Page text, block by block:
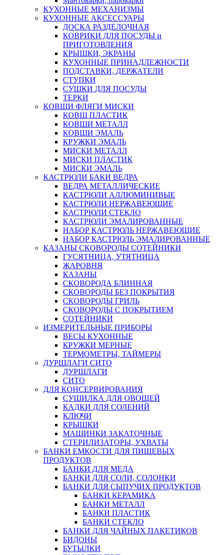
КУХОННЫЕ МЕХАНИЗМЫ
КУХОННЫЕ АКСЕССУАРЫ
ДОСКА РАЗДЕЛОЧНАЯ
КОВРИКИ ДЛЯ ПОСУДЫ и
ПРИГОТОВЛЕНИЯ
КРЫШКИ, ЭКРАНЫ
КУХОННЫЕ ПРИНАДЛЕЖНОСТИ
ПОДСТАВКИ, ДЕРЖАТЕЛИ
СТУПКИ
СУШКИ ДЛЯ ПОСУДЫ
ТЕРКИ
КОВШИ ФЛЯГИ МИСКИ
КОВШ ПЛАСТИК
КОВШИ МЕТАЛЛ
КОВШИ ЭМАЛЬ
КРУЖКИ ЭМАЛЬ
МИСКИ МЕТАЛЛ
МИСКИ ПЛАСТИК
МИСКИ ЭМАЛЬ
КАСТРЮЛИ БАКИ ВЕДРА
ВЕДРА МЕТАЛЛИЧЕСКИЕ
КАСТРЮЛИ АЛЛЮМИНИВЫЕ
КАСТРЮЛИ НЕРЖАВЕЮЩИЕ
КАСТРЮЛИ СТЕКЛО
КАСТРЮЛИ ЭМАЛИРОВАННЫЕ
НАБОР КАСТРЮЛЬ НЕРЖАВЕЮЩИЕ
НАБОР КАСТРЮЛЬ ЭМАЛИРОВАННЫЕ
КАЗАНЫ СКОВОРОДЫ СОТЕЙНИКИ
ГУСЯТНИЦА, УТЯТНИЦА
ЖАРОВНЯ
КАЗАНЫ
СКОВОРОДА БЛИННАЯ
СКОВОРОДЫ БЕЗ ПОКРЫТИЯ
СКОВОРОДЫ ГРИЛЬ
СКОВОРОДЫ С ПОКРЫТИЕМ
СОТЕЙНИКИ
ИЗМЕРИТЕЛЬНЫЕ ПРИБОРЫ
ВЕСЫ КУХОННЫЕ
КРУЖКИ МЕРНЫЕ
ТЕРМОМЕТРЫ, ТАЙМЕРЫ
ДУРШЛАГИ СИТО
ДУРШЛАГИ
СИТО
ДЛЯ КОНСЕРВИРОВАНИЯ
СУШИЛКА ДЛЯ ОВОЩЕЙ
КАДКИ ДЛЯ СОЛЕНИЙ
КЛЮЧИ
КРЫШКИ
МАШИНКИ ЗАКАТОЧНЫЕ
СТЕРИЛИЗАТОРЫ, УХВАТЫ
БАНКИ ЕМКОСТИ ДЛЯ ПИЩЕВЫХ
ПРОДУКТОВ
БАНКИ ДЛЯ МЕДА
БАНКИ ДЛЯ СОЛИ, СОЛОНКИ
БАНКИ ДЛЯ СЫПУЧИХ ПРОДУКТОВ
БАНКИ КЕРАМИКА
БАНКИ МЕТАЛЛ
БАНКИ ПЛАСТИК
БАНКИ СТЕКЛО
БАНКИ ДЛЯ ЧАЙНЫХ ПАКЕТИКОВ
БИДОНЫ
БУТЫЛКИ